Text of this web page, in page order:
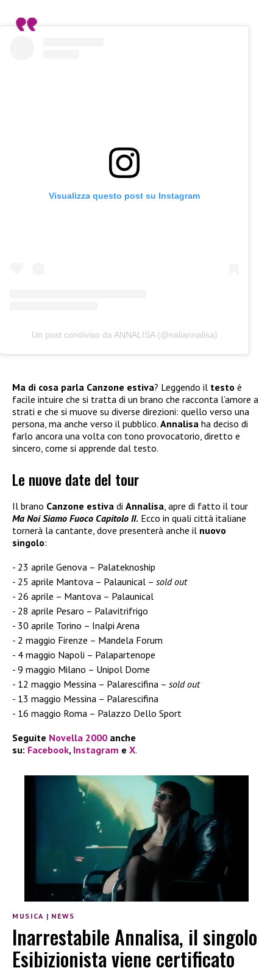
Visualizza questo post su Instagram
Un post condiviso da ANNALISA (@naliannalisa)
Ma di cosa parla Canzone estiva? Leggendo il testo è
facile intuire che si tratta di un brano che racconta l’amore a
strati e che si muove su diverse direzioni: quello verso una
persona, ma anche verso il pubblico. Annalisa ha deciso di
farlo ancora una volta con tono provocatorio, diretto e
sincero, come si apprende dal testo.
Le nuove date del tour
Il brano Canzone estiva di Annalisa , apre di fatto il tour
Ma Noi Siamo Fuoco Capitolo II. Ecco in quali città italiane
tornerà la cantante, dove presenterà anche il nuovo
singolo:
23 aprile Genova – Palateknoship
25 aprile Mantova – Palaunical – sold out
26 aprile – Mantova – Palaunical
28 aprile Pesaro – Palavitrifrigo
30 aprile Torino – Inalpi Arena
2 maggio Firenze – Mandela Forum
4 maggio Napoli – Palapartenope
9 maggio Milano – Unipol Dome
12 maggio Messina – Palarescifina – sold out
13 maggio Messina – Palarescifina
16 maggio Roma – Palazzo Dello Sport
Seguite Novella 2000 anche
su: Facebook, Instagram e X.
MUSICA | NEWS
Inarrestabile Annalisa, il singolo
Esibizionista viene certificato